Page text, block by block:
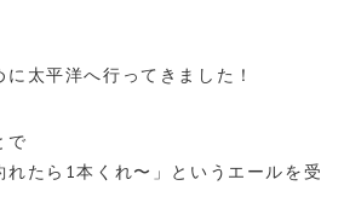
太平洋へ行ってきました！
で
れたら1本くれ〜」というエールを受